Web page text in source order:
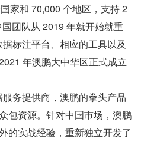
家和 70,000 个地区，支持 2
团队从 2019 年就开始就重
标注平台、相应的工具以及
年澳鹏大中华区正式成立
务提供商，澳鹏的拳头产品
包资源。针对中国市场，澳鹏
的实战经验，重新独立开发了